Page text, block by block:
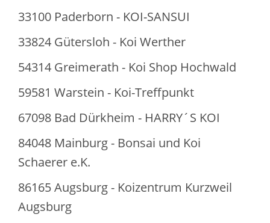
33100 Paderborn - KOI-SANSUI
33824 Gütersloh - Koi Werther
54314 Greimerath - Koi Shop Hochwald
59581 Warstein - Koi-Treffpunkt
67098 Bad Dürkheim - HARRY´S KOI
84048 Mainburg - Bonsai und Koi
Schaerer e.K.
86165 Augsburg - Koizentrum Kurzweil
Augsburg